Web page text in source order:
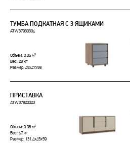
ТУМБА ПОДКАТНАЯ С 3 ЯЩИКАМИ
ATW37930304
Объем: 0.06 м³
Вес: 28 кг
Размер: 45x47x59
ПРИСТАВКА
ATW37920023
Объем: 0.08 м³
Вес: 47 кг
Размер: 131,4x45x59